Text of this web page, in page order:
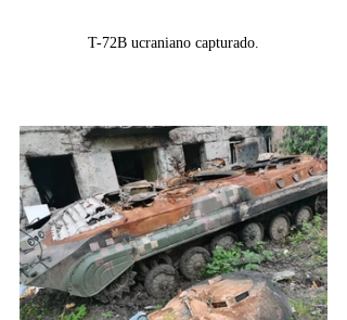
T-72B ucraniano capturado.